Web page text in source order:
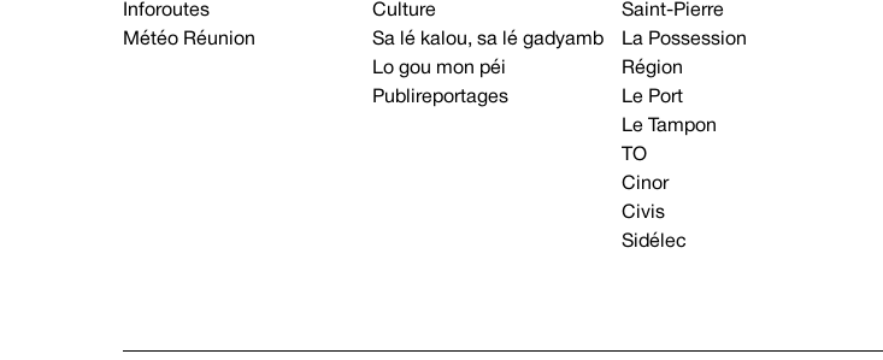
Inforoutes
Météo Réunion
Culture
Sa lé kalou, sa lé gadyamb
Lo gou mon péi
Publireportages
Saint-Pierre
La Possession
Région
Le Port
Le Tampon
TO
Cinor
Civis
Sidélec